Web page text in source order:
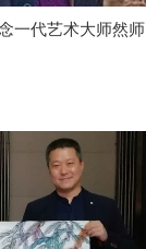
一代艺术大师然师